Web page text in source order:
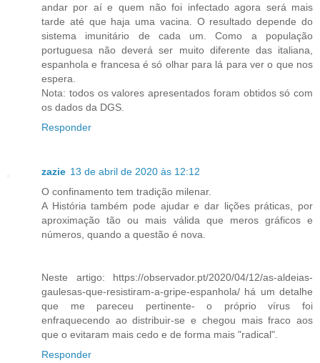
andar por aí e quem não foi infectado agora será mais
tarde até que haja uma vacina. O resultado depende do
sistema imunitário de cada um. Como a população
portuguesa não deverá ser muito diferente das italiana,
espanhola e francesa é só olhar para lá para ver o que nos
espera.
Nota: todos os valores apresentados foram obtidos só com
os dados da DGS.
Responder
zazie 13 de abril de 2020 às 12:12
O confinamento tem tradição milenar.
A História também pode ajudar e dar lições práticas, por
aproximação tão ou mais válida que meros gráficos e
números, quando a questão é nova.
Neste artigo: https://observador.pt/2020/04/12/as-aldeias-
gaulesas-que-resistiram-a-gripe-espanhola/ há um detalhe
que me pareceu pertinente- o próprio vírus foi
enfraquecendo ao distribuir-se e chegou mais fraco aos
que o evitaram mais cedo e de forma mais "radical".
Responder